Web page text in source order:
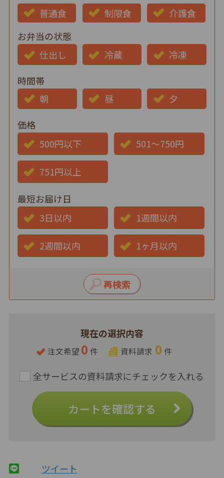
現在の選択内容
注文希望 0 件 資料請求 0 件
カートを確認する
普通食 制限食
介護食
お弁当の状態
仕出し
冷蔵
冷凍
時間帯
朝
昼
夕
価格
500円以下
501～750円
751円以上
最短お届け日
3日以内
1週間以内
2週間以内 1ヶ月以内
ツイート